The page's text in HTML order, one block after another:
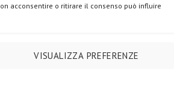
acconsentire o ritirare il consenso può influire
VISUALIZZA PREFERENZE
VERA